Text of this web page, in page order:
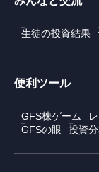
生徒の投資結果
便利ツール
GFS株ゲーム
GFSの眼
投資